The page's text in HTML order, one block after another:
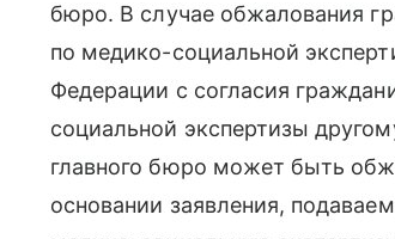
бюро. В случае обжалования
по медико-социальной
Федерации с согласия
социальной экспертизы
главного бюро может быть
основании заявления,